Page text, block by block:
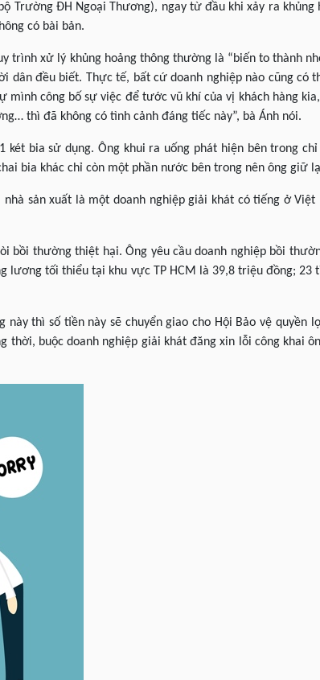
bộ Trường ĐH Ngoại Thương), ngay từ đầu khi xảy ra
có bài bản.
trình xử lý khủng hoảng thông thường là “biến to thành
dân đều biết. Thực tế, bất cứ doanh nghiệp nào cũng có
mình công bố sự việc để tước vũ khí của vị khách hàng
thì đã không có tình cảnh đáng tiếc này”, bà Ánh nói.
két bia sử dụng. Ông khui ra uống phát hiện bên trong
bia khác chỉ còn một phần nước bên trong nên ông giữ
sản xuất là một doanh nghiệp giải khát có tiếng ở Việt
bồi thường thiệt hại. Ông yêu cầu doanh nghiệp bồi
lương tối thiểu tại khu vực TP HCM là 39,8 triệu đồng; 23
này thì số tiền này sẽ chuyển giao cho Hội Bảo vệ quyền
thời, buộc doanh nghiệp giải khát đăng xin lỗi công khai